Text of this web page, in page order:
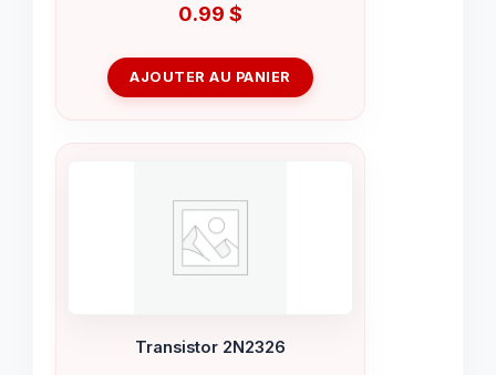
0.99 $
AJOUTER AU PANIER
Transistor 2N2326